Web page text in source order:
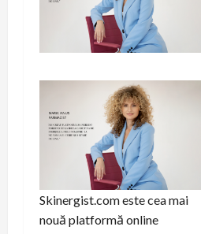
Skinergist.com este cea mai
nouă platformă online